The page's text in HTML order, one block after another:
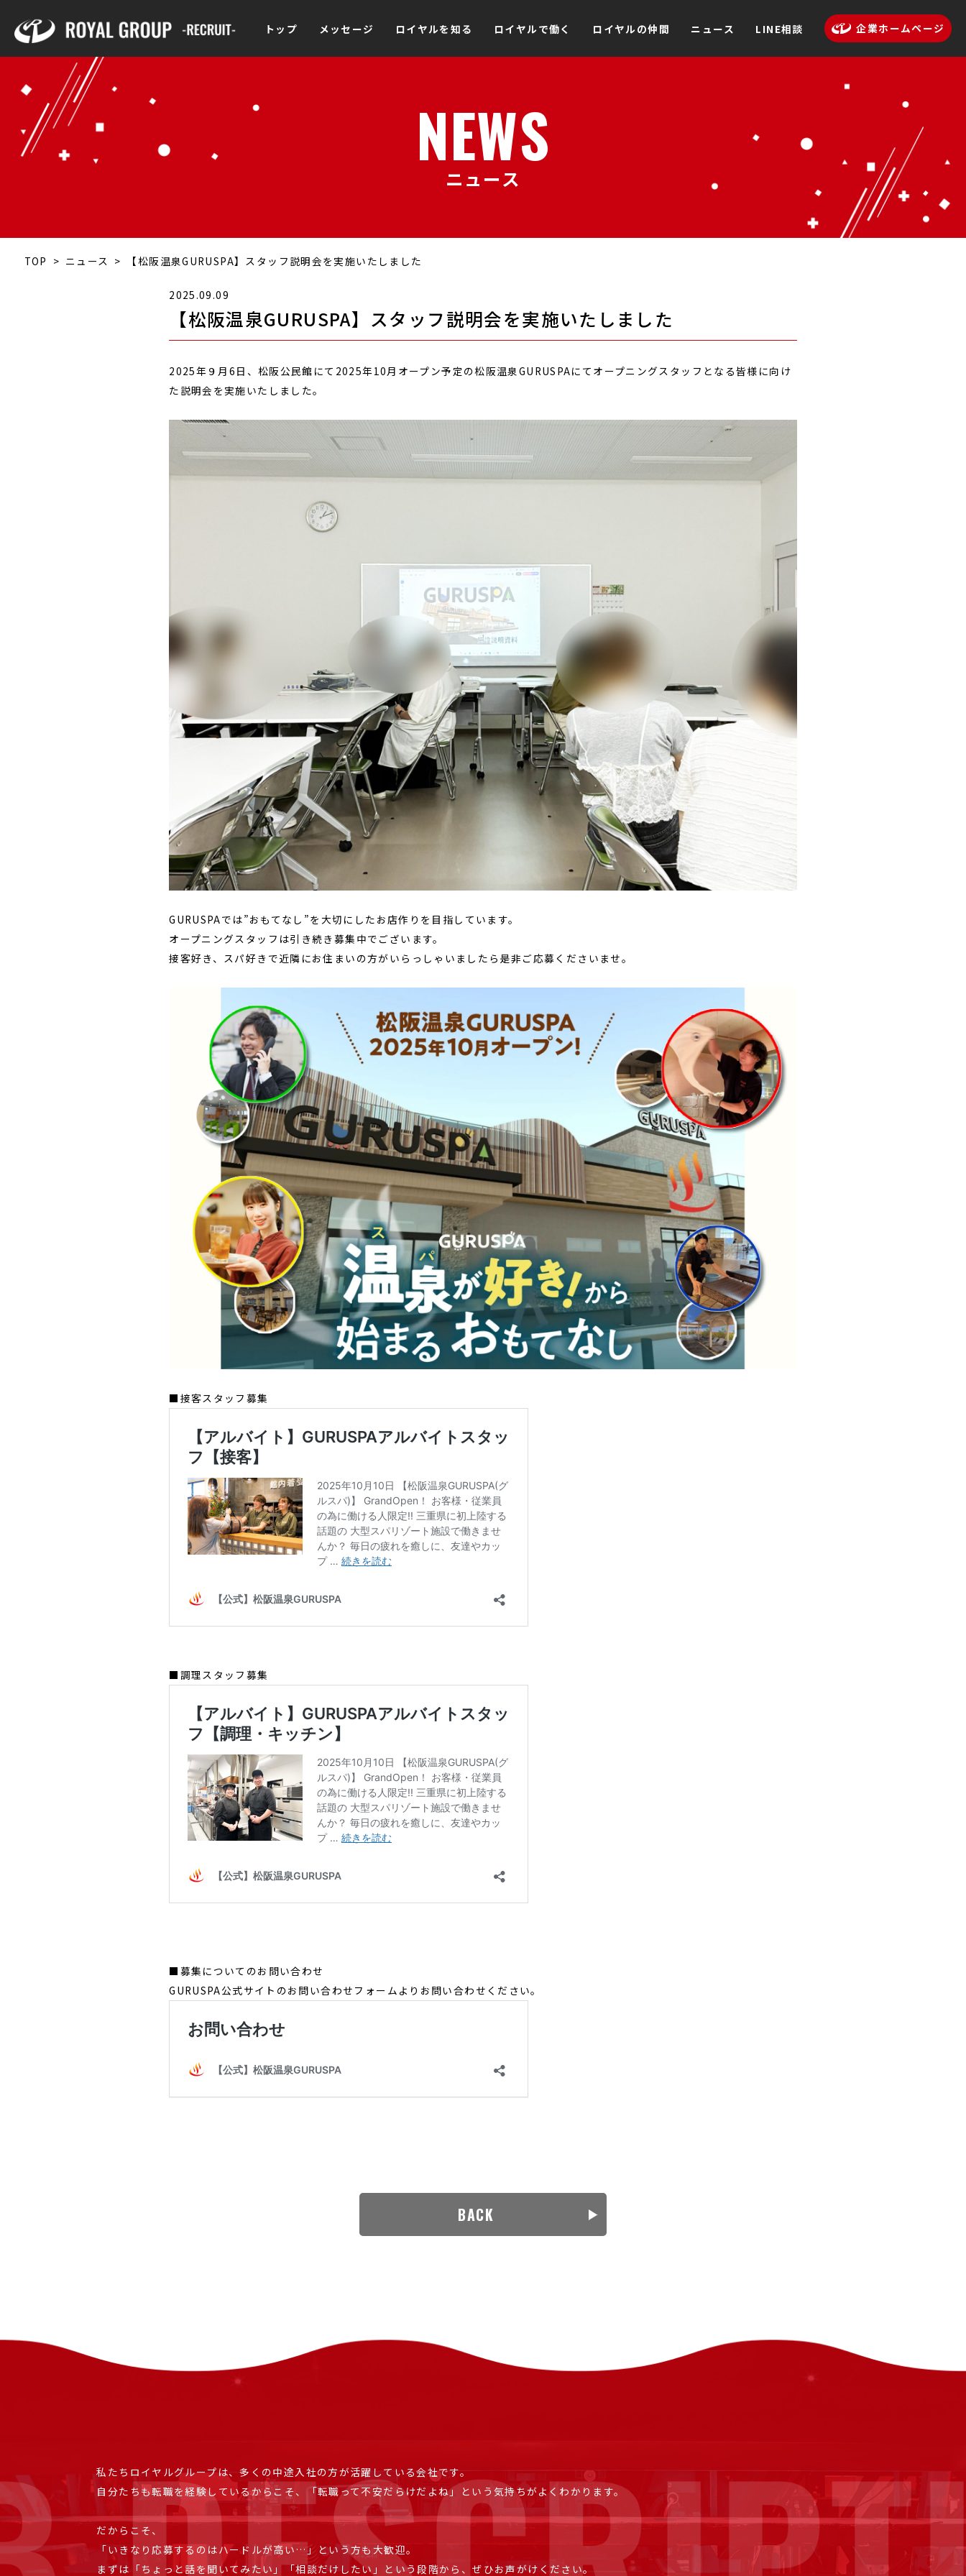
トップ メッセージ ロイヤルを知る ロイヤルで働く ロイヤルの仲間 ニュース LINE相談 企業ホームページ
NEWS
ニュース
TOP > ニュース > 【松阪温泉GURUSPA】スタッフ説明会を実施いたしました
2025.09.09
【松阪温泉GURUSPA】スタッフ説明会を実施いたしました
2025年９月6日、松阪公民館にて2025年10月オープン予定の松阪温泉GURUSPAにてオープニングスタッフとなる皆様に向け
た説明会を実施いたしました。
GURUSPAでは”おもてなし”を大切にしたお店作りを目指しています。
オープニングスタッフは引き続き募集中でございます。
接客好き、スパ好きで近隣にお住まいの方がいらっしゃいましたら是非ご応募くださいませ。
■接客スタッフ募集
■調理スタッフ募集
■募集についてのお問い合わせ
GURUSPA公式サイトのお問い合わせフォームよりお問い合わせください。
BACK
私たちロイヤルグループは、多くの中途入社の方が活躍している会社です。
自分たちも転職を経験しているからこそ、「転職って不安だらけだよね」という気持ちがよくわかります。
だからこそ、
「いきなり応募するのはハードルが高い…」という方も大歓迎。
まずは「ちょっと話を聞いてみたい」「相談だけしたい」という段階から、ぜひお声がけください。